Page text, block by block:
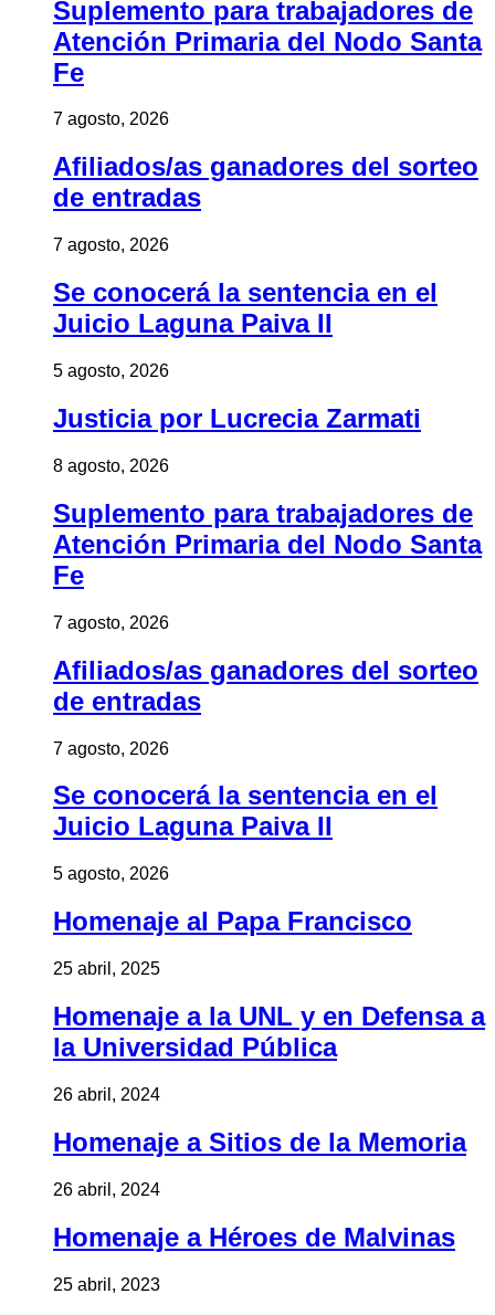
Suplemento para trabajadores de
Atención Primaria del Nodo Santa
Fe
7 agosto, 2026
Afiliados/as ganadores del sorteo
de entradas
7 agosto, 2026
Se conocerá la sentencia en el
Juicio Laguna Paiva II
5 agosto, 2026
Justicia por Lucrecia Zarmati
8 agosto, 2026
Suplemento para trabajadores de
Atención Primaria del Nodo Santa
Fe
7 agosto, 2026
Afiliados/as ganadores del sorteo
de entradas
7 agosto, 2026
Se conocerá la sentencia en el
Juicio Laguna Paiva II
5 agosto, 2026
Homenaje al Papa Francisco
25 abril, 2025
Homenaje a la UNL y en Defensa a
la Universidad Pública
26 abril, 2024
Homenaje a Sitios de la Memoria
26 abril, 2024
Homenaje a Héroes de Malvinas
25 abril, 2023